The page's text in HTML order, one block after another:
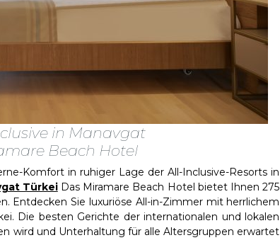
in Manavgat
Beach Hotel
Komfort in ruhiger Lage der All-Inclusive-Resorts in
Türkei Das Miramare Beach Hotel bietet Ihnen 275
Entdecken Sie luxuriöse All-in-Zimmer mit herrlichem
Die besten Gerichte der internationalen und lokalen
wird und Unterhaltung für alle Altersgruppen erwartet